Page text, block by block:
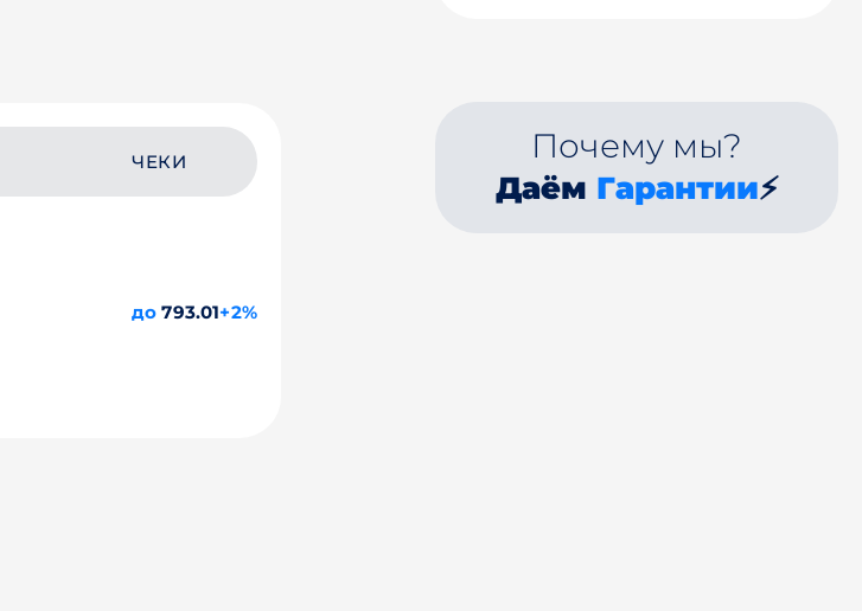
ЧЕКИ
до 793.01+2%
Почему мы?
Даём Гарантии⚡